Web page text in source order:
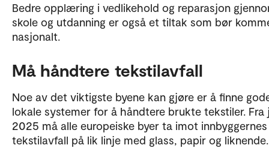
Bedre opplæring i vedlikehold og reparasjon
skole og utdanning er også et tiltak som bør
nasjonalt.
Må håndtere tekstilavfall
Noe av det viktigste byene kan gjøre er å finne
lokale systemer for å håndtere brukte tekstiler. Fra
2025 må alle europeiske byer ta imot innbyggernes
tekstilavfall på lik linje med glass, papir og liknende.